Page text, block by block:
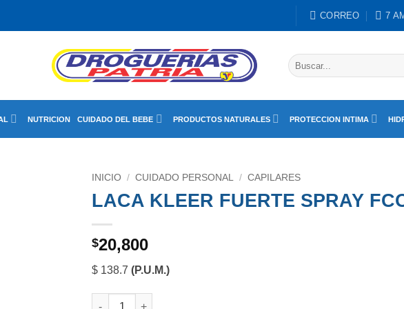
CORREO 7
Buscar
por:
NUTRICION CUIDADO DEL BEBE PRODUCTOS NATURALES PROTECCION INTIMA
INICIO / CUIDADO PERSONAL / CAPILARES
LACA KLEER FUERTE SPRAY
$20,800
$ 138.7(P.U.M.)
LACA KLEER FUERTE SPRAY FCO X 150 ML cantidad